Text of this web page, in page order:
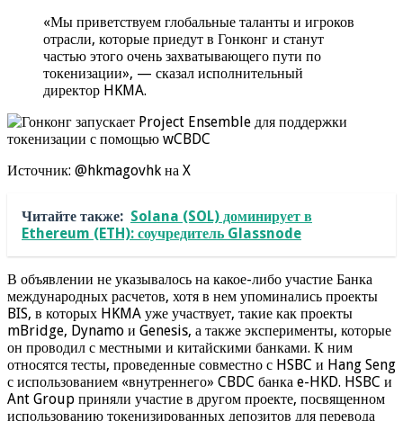
«Мы приветствуем глобальные таланты и игроков
отрасли, которые приедут в Гонконг и станут
частью этого очень захватывающего пути по
токенизации», — сказал исполнительный
директор HKMA.
Источник: @hkmagovhk на X
Читайте также: Solana (SOL) доминирует в
Ethereum (ETH): соучредитель Glassnode
В объявлении не указывалось на какое-либо участие Банка
международных расчетов, хотя в нем упоминались проекты
BIS, в которых HKMA уже участвует, такие как проекты
mBridge, Dynamo и Genesis, а также эксперименты, которые
он проводил с местными и китайскими банками. К ним
относятся тесты, проведенные совместно с HSBC и Hang Seng
с использованием «внутреннего» CBDC банка e-HKD. HSBC и
Ant Group приняли участие в другом проекте, посвященном
использованию токенизированных депозитов для перевода